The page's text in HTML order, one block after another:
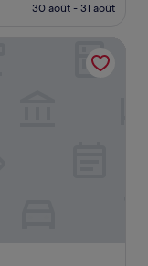
prix
de
147 €
30 août - 31 août